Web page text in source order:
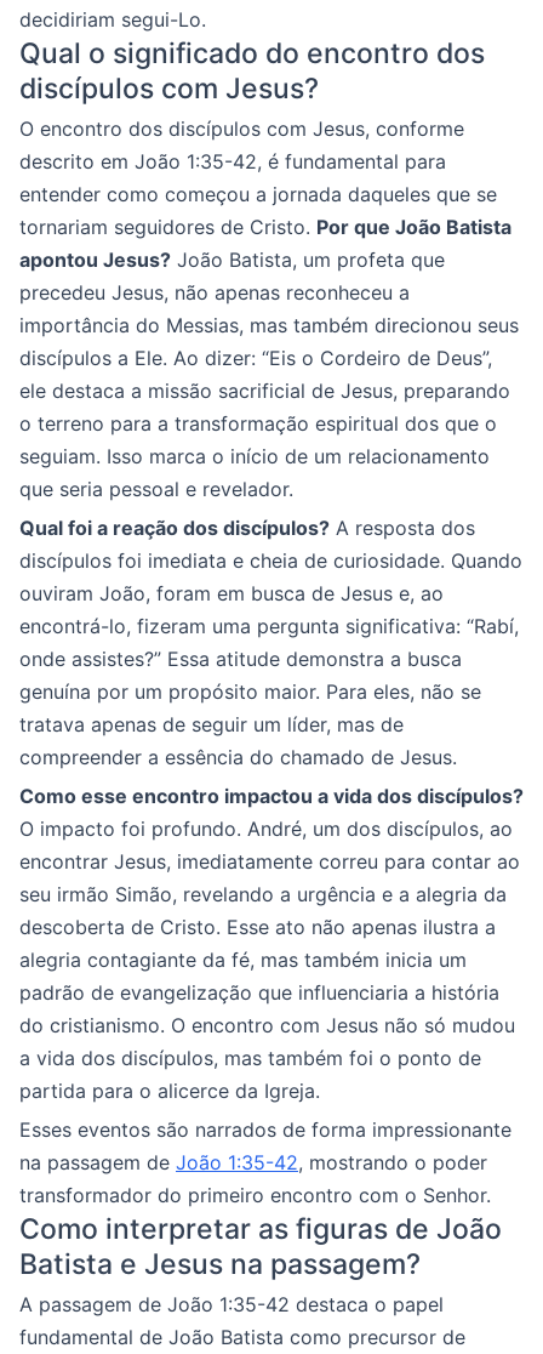
decidiriam segui-Lo.
Qual o significado do encontro dos
discípulos com Jesus?
O encontro dos discípulos com Jesus, conforme
descrito em João 1:35-42, é fundamental para
entender como começou a jornada daqueles que se
tornariam seguidores de Cristo. Por que João Batista
apontou Jesus? João Batista, um profeta que
precedeu Jesus, não apenas reconheceu a
importância do Messias, mas também direcionou seus
discípulos a Ele. Ao dizer: “Eis o Cordeiro de Deus”,
ele destaca a missão sacrificial de Jesus, preparando
o terreno para a transformação espiritual dos que o
seguiam. Isso marca o início de um relacionamento
que seria pessoal e revelador.
Qual foi a reação dos discípulos? A resposta dos
discípulos foi imediata e cheia de curiosidade. Quando
ouviram João, foram em busca de Jesus e, ao
encontrá-lo, fizeram uma pergunta significativa: “Rabí,
onde assistes?” Essa atitude demonstra a busca
genuína por um propósito maior. Para eles, não se
tratava apenas de seguir um líder, mas de
compreender a essência do chamado de Jesus.
Como esse encontro impactou a vida dos discípulos?
O impacto foi profundo. André, um dos discípulos, ao
encontrar Jesus, imediatamente correu para contar ao
seu irmão Simão, revelando a urgência e a alegria da
descoberta de Cristo. Esse ato não apenas ilustra a
alegria contagiante da fé, mas também inicia um
padrão de evangelização que influenciaria a história
do cristianismo. O encontro com Jesus não só mudou
a vida dos discípulos, mas também foi o ponto de
partida para o alicerce da Igreja.
Esses eventos são narrados de forma impressionante
na passagem de João 1:35-42, mostrando o poder
transformador do primeiro encontro com o Senhor.
Como interpretar as figuras de João
Batista e Jesus na passagem?
A passagem de João 1:35-42 destaca o papel
fundamental de João Batista como precursor de